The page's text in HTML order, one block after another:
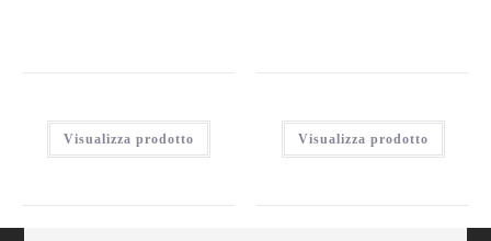
Visualizza prodotto Visualizza prodotto